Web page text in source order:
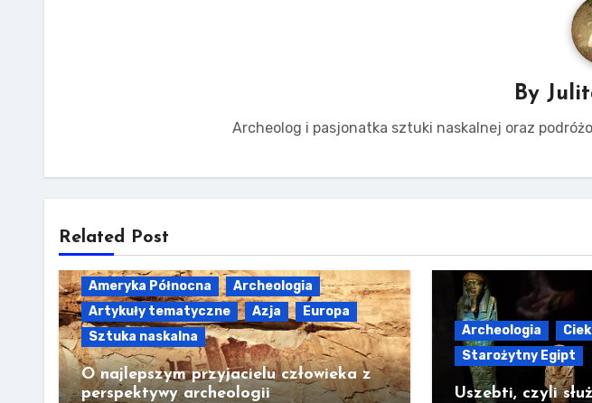
By
Archeolog i pasjonatka sztuki naskalnej oraz
Related Post
Ameryka Północna
Archeologia
Artykuły tematyczne
Azja
Europa
Sztuka naskalna
O najlepszym przyjacielu człowieka z
perspektywy archeologii
Archeologia
Starożytny Egipt
Uszebti, czyli